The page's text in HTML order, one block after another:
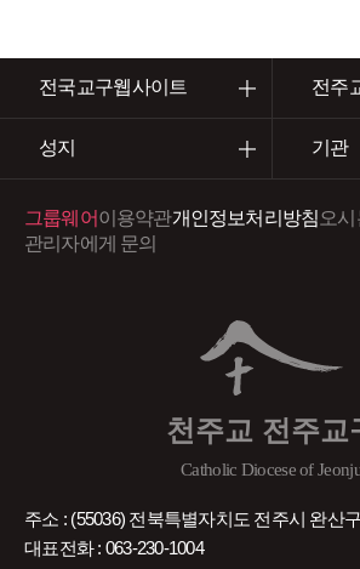
전국교구웹사이트 전주
성지 기관
천주교 전주교
Catholic Diocese of
그룹웨어이용약관개인정보처리방침오시
관리자에게 문의
주소 : (55036) 전북특별자치도 전주시 완산
대표전화 : 063-230-1004